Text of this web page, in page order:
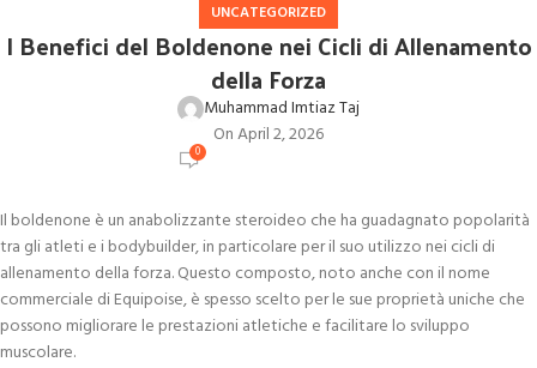
UNCATEGORIZED
I Benefici del Boldenone nei Cicli di Allenamento
della Forza
Muhammad Imtiaz Taj
On April 2, 2026
0
Il boldenone è un anabolizzante steroideo che ha guadagnato popolarità
tra gli atleti e i bodybuilder, in particolare per il suo utilizzo nei cicli di
allenamento della forza. Questo composto, noto anche con il nome
commerciale di Equipoise, è spesso scelto per le sue proprietà uniche che
possono migliorare le prestazioni atletiche e facilitare lo sviluppo
muscolare.